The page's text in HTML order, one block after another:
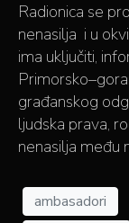
Radionica se
nenasilja i u
ima uključiti,
građanskog
ljudska prava,
nenasilja među
ambasadori